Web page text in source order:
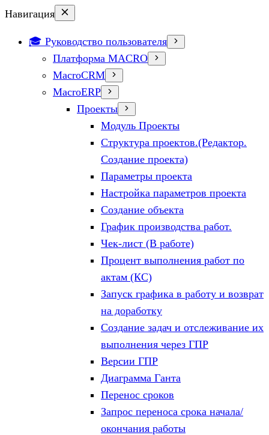
Навигация
🎓 Руководство пользователя
Платформа MACRO
MacroCRM
MacroERP
Проекты
Модуль Проекты
Структура проектов.(Редактор.
Создание проекта)
Параметры проекта
Настройка параметров проекта
Создание объекта
График производства работ.
Чек-лист (В работе)
Процент выполнения работ по
актам (КС)
Запуск графика в работу и возврат
на доработку
Создание задач и отслеживание их
выполнения через ГПР
Версии ГПР
Диаграмма Ганта
Перенос сроков
Запрос переноса срока начала/
окончания работы